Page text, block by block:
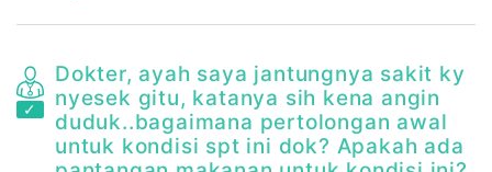
Dokter, ayah saya jantungnya sakit ky
nyesek gitu, katanya sih kena angin
duduk..bagaimana pertolongan awal
untuk kondisi spt ini dok? Apakah ada